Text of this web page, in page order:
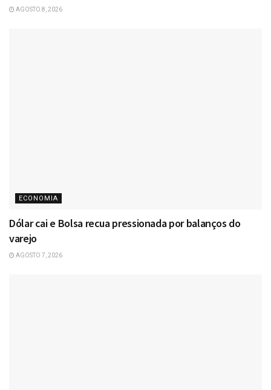
AGOSTO 8, 2026
ECONOMIA
Dólar cai e Bolsa recua pressionada por balanços do
varejo
AGOSTO 7, 2026